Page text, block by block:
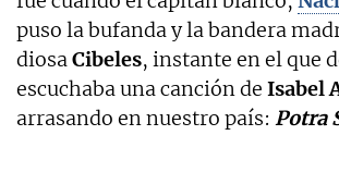
puso la bufanda y la bandera
diosaCibeles, instante en el que
escuchaba una canción de Isabel
arrasando en nuestro país: Potra